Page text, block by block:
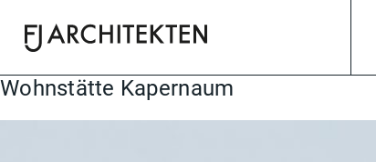
FJ-Architekten
für ihr besonderes Projekt.
Wohnstätte Kapernaum